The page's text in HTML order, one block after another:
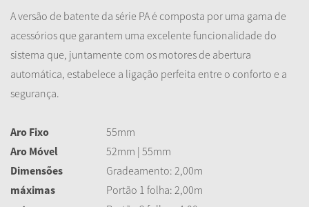
A versão de batente da série PA é composta por uma gama de
acessórios que garantem uma excelente funcionalidade do
sistema que, juntamente com os motores de abertura
automática, estabelece a ligação perfeita entre o conforto e a
segurança.
Aro Fixo
55mm
Aro Móvel
52mm | 55mm
Dimensões
máximas
Gradeamento: 2,00m
Portão 1 folha: 2,00m